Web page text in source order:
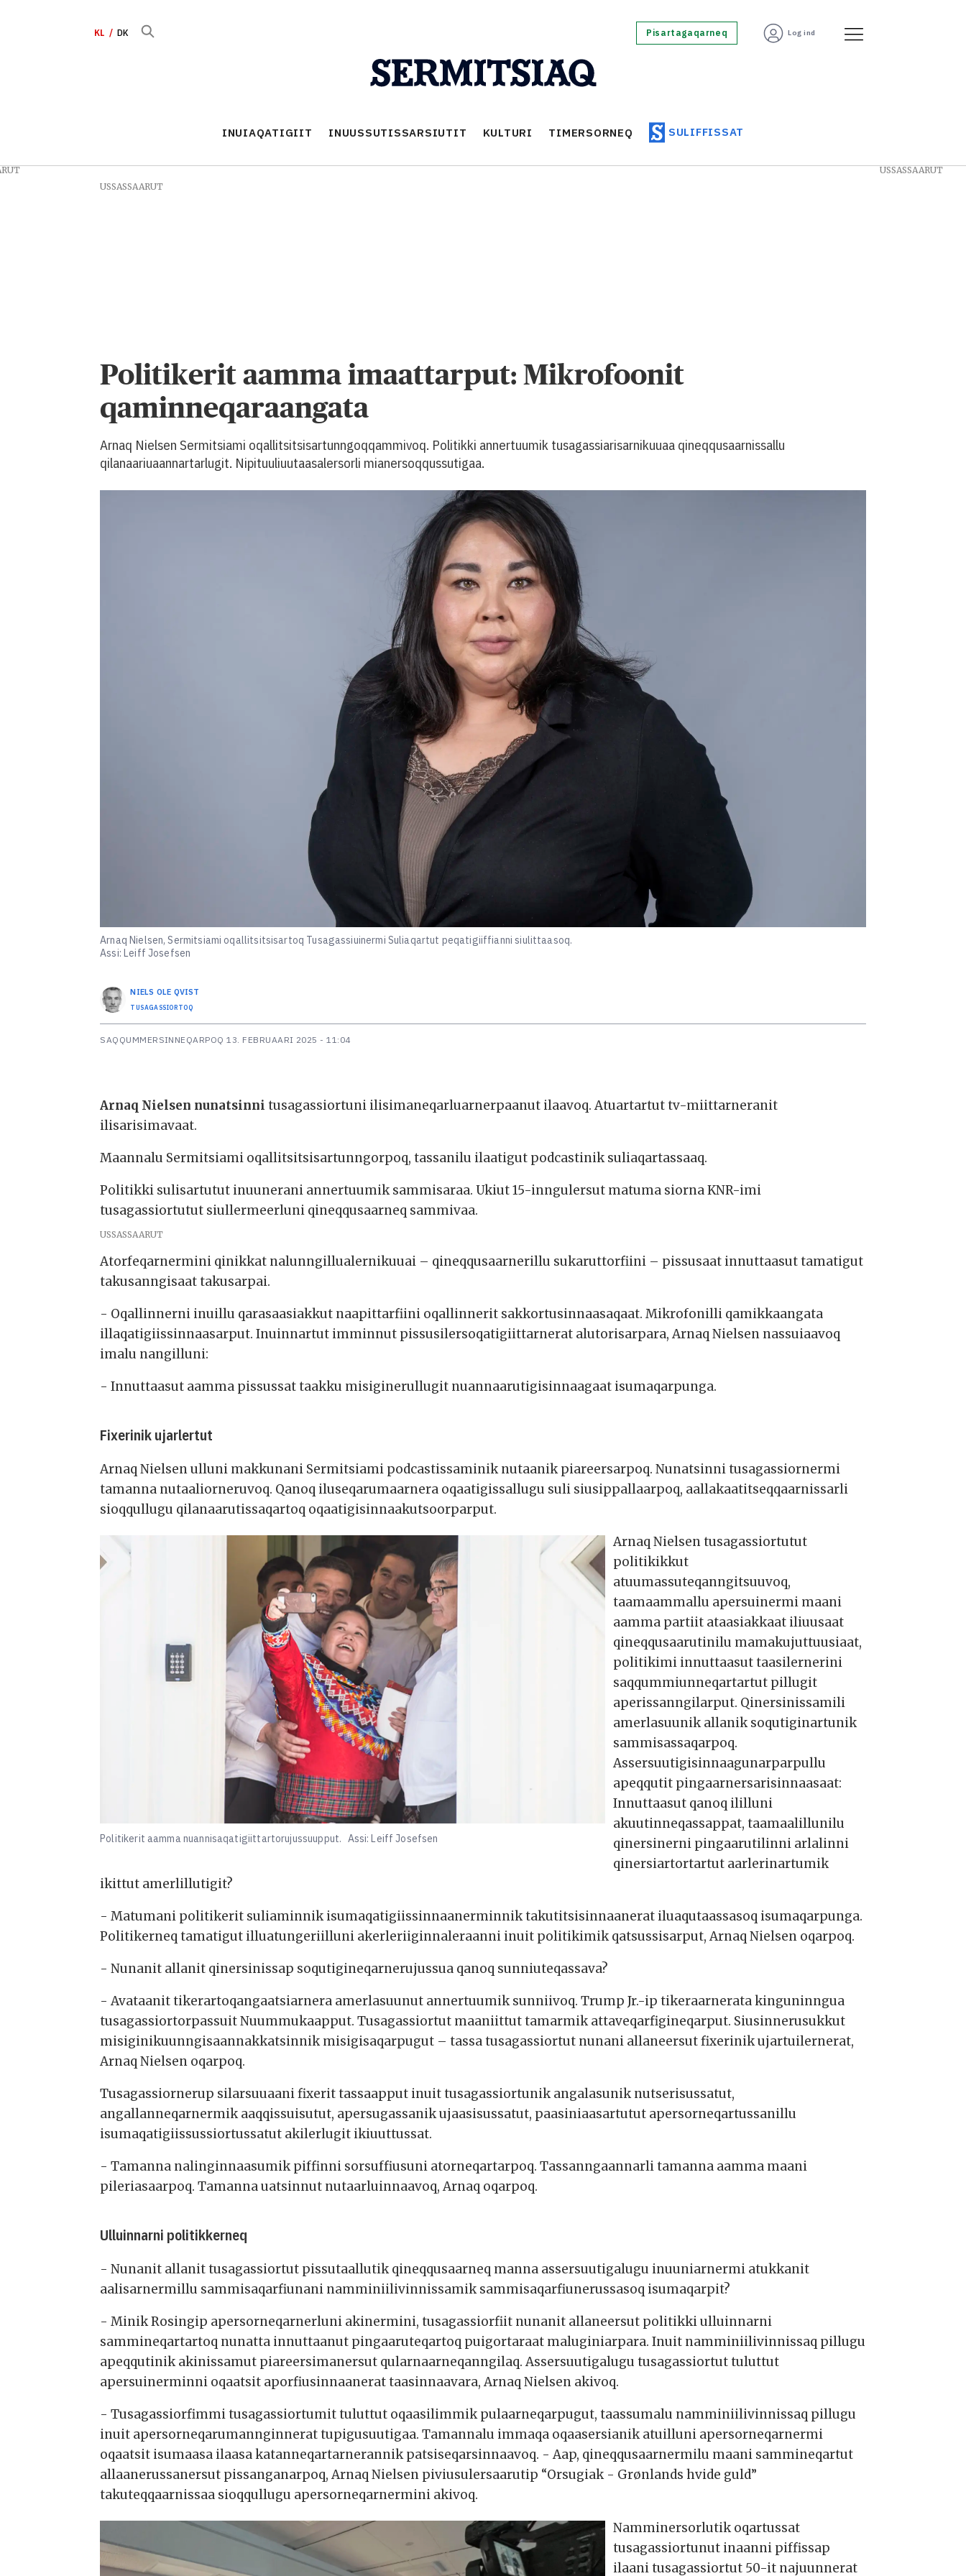
KL DK Pisartagaqarneq Log ind
INUIAQATIGIIT INUUSSUTISSARSIUTIT KULTURI TIMERSORNEQ SULIFFISSAT
USSASSAARUT
Politikerit aamma imaattarput: Mikrofoonit
qaminneqaraangata
Arnaq Nielsen Sermitsiami oqallitsitsisartunngoqqammivoq. Politikki annertuumik tusagassiarisarnikuuaa qineqqusaarnissallu
qilanaariuaannartarlugit. Nipituuliuutaasalersorli mianersoqqussutigaa.
Arnaq Nielsen, Sermitsiami oqallitsitsisartoq Tusagassiuinermi Suliaqartut peqatigiiffianni siulittaasoq.
Assi: Leiff Josefsen
NIELS OLE QVIST
TUSAGASSIORTOQ
SAQQUMMERSINNEQARPOQ 13. FEBRUAARI 2025 - 11:04
Arnaq Nielsen nunatsinni tusagassiortuni ilisimaneqarluarnerpaanut ilaavoq. Atuartartut tv-miittarneranit
ilisarisimavaat.
Maannalu Sermitsiami oqallitsitsisartunngorpoq, tassanilu ilaatigut podcastinik suliaqartassaaq.
Politikki sulisartutut inuunerani annertuumik sammisaraa. Ukiut 15-inngulersut matuma siorna KNR-imi
tusagassiortutut siullermeerluni qineqqusaarneq sammivaa.
USSASSAARUT
Atorfeqarnermini qinikkat nalunngillualernikuuai – qineqqusaarnerillu sukaruttorfiini – pissusaat innuttaasut tamatigut
takusanngisaat takusarpai.
- Oqallinnerni inuillu qarasaasiakkut naapittarfiini oqallinnerit sakkortusinnaasaqaat. Mikrofonilli qamikkaangata
illaqatigiissinnaasarput. Inuinnartut imminnut pissusilersoqatigiittarnerat alutorisarpara, Arnaq Nielsen nassuiaavoq
imalu nangilluni:
- Innuttaasut aamma pissussat taakku misiginerullugit nuannaarutigisinnaagaat isumaqarpunga.
Fixerinik ujarlertut
Arnaq Nielsen ulluni makkunani Sermitsiami podcastissaminik nutaanik piareersarpoq. Nunatsinni tusagassiornermi
tamanna nutaaliorneruvoq. Qanoq iluseqarumaarnera oqaatigissallugu suli siusippallaarpoq, aallakaatitseqqaarnissarli
sioqqullugu qilanaarutissaqartoq oqaatigisinnaakutsoorparput.
Politikerit aamma nuannisaqatigiittartorujussuupput. Assi: Leiff Josefsen
Arnaq Nielsen tusagassiortutut
politikikkut
atuumassuteqanngitsuuvoq,
taamaammallu apersuinermi maani
aamma partiit ataasiakkaat iliuusaat
qineqqusaarutinilu mamakujuttuusiaat,
politikimi innuttaasut taasilernerini
saqqummiunneqartartut pillugit
aperissanngilarput. Qinersinissamili
amerlasuunik allanik soqutiginartunik
sammisassaqarpoq.
Assersuutigisinnaagunarparpullu
apeqqutit pingaarnersarisinnaasaat:
Innuttaasut qanoq ililluni
akuutinneqassappat, taamaalillunilu
qinersinerni pingaarutilinni arlalinni
qinersiartortartut aarlerinartumik
ikittut amerlillutigit?
- Matumani politikerit suliaminnik isumaqatigiissinnaanerminnik takutitsisinnaanerat iluaqutaassasoq isumaqarpunga.
Politikerneq tamatigut illuatungeriilluni akerleriiginnaleraanni inuit politikimik qatsussisarput, Arnaq Nielsen oqarpoq.
- Nunanit allanit qinersinissap soqutigineqarnerujussua qanoq sunniuteqassava?
- Avataanit tikerartoqangaatsiarnera amerlasuunut annertuumik sunniivoq. Trump Jr.-ip tikeraarnerata kinguninngua
tusagassiortorpassuit Nuummukaapput. Tusagassiortut maaniittut tamarmik attaveqarfigineqarput. Siusinnerusukkut
misiginikuunngisaannakkatsinnik misigisaqarpugut – tassa tusagassiortut nunani allaneersut fixerinik ujartuilernerat,
Arnaq Nielsen oqarpoq.
Tusagassiornerup silarsuuaani fixerit tassaapput inuit tusagassiortunik angalasunik nutserisussatut,
angallanneqarnermik aaqqissuisutut, apersugassanik ujaasisussatut, paasiniaasartutut apersorneqartussanillu
isumaqatigiissussiortussatut akilerlugit ikiuuttussat.
- Tamanna nalinginnaasumik piffinni sorsuffiusuni atorneqartarpoq. Tassanngaannarli tamanna aamma maani
pileriasaarpoq. Tamanna uatsinnut nutaarluinnaavoq, Arnaq oqarpoq.
Ulluinnarni politikkerneq
- Nunanit allanit tusagassiortut pissutaallutik qineqqusaarneq manna assersuutigalugu inuuniarnermi atukkanit
aalisarnermillu sammisaqarfiunani namminiilivinnissamik sammisaqarfiunerussasoq isumaqarpit?
- Minik Rosingip apersorneqarnerluni akinermini, tusagassiorfiit nunanit allaneersut politikki ulluinnarni
sammineqartartoq nunatta innuttaanut pingaaruteqartoq puigortaraat maluginiarpara. Inuit namminiilivinnissaq pillugu
apeqqutinik akinissamut piareersimanersut qularnaarneqanngilaq. Assersuutigalugu tusagassiortut tuluttut
apersuinerminni oqaatsit aporfiusinnaanerat taasinnaavara, Arnaq Nielsen akivoq.
- Tusagassiorfimmi tusagassiortumit tuluttut oqaasilimmik pulaarneqarpugut, taassumalu namminiilivinnissaq pillugu
inuit apersorneqarumannginnerat tupigusuutigaa. Tamannalu immaqa oqaasersianik atuilluni apersorneqarnermi
oqaatsit isumaasa ilaasa katanneqartarnerannik patsiseqarsinnaavoq. - Aap, qineqqusaarnermilu maani sammineqartut
allaanerussanersut pissanganarpoq, Arnaq Nielsen piviusulersaarutip “Orsugiak - Grønlands hvide guld”
takuteqqaarnissaa sioqqullugu apersorneqarnermini akivoq.
Namminersorlutik oqartussat
tusagassiortunut inaanni piffissap
ilaani tusagassiortut 50-it najuunnerat
USSASSAARUT